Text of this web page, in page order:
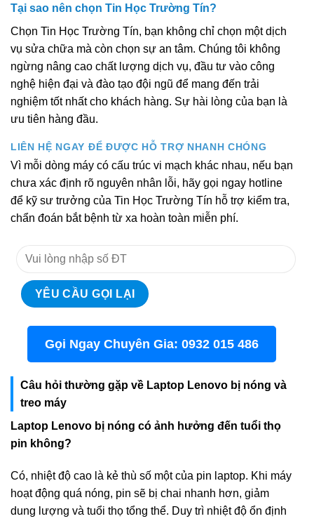
Tại sao nên chọn Tin Học Trường Tín?
Chọn Tin Học Trường Tín, bạn không chỉ chọn một dịch
vụ sửa chữa mà còn chọn sự an tâm. Chúng tôi không
ngừng nâng cao chất lượng dịch vụ, đầu tư vào công
nghệ hiện đại và đào tạo đội ngũ để mang đến trải
nghiệm tốt nhất cho khách hàng. Sự hài lòng của bạn là
ưu tiên hàng đầu.
LIÊN HỆ NGAY ĐỂ ĐƯỢC HỖ TRỢ NHANH CHÓNG
Vì mỗi dòng máy có cấu trúc vi mạch khác nhau, nếu bạn
chưa xác định rõ nguyên nhân lỗi, hãy gọi ngay hotline
để kỹ sư trưởng của Tin Học Trường Tín hỗ trợ kiểm tra,
chẩn đoán bắt bệnh từ xa hoàn toàn miễn phí.
Gọi Ngay Chuyên Gia: 0932 015 486
Câu hỏi thường gặp về Laptop Lenovo bị nóng và
treo máy
Laptop Lenovo bị nóng có ảnh hưởng đến tuổi thọ
pin không?
Có, nhiệt độ cao là kẻ thù số một của pin laptop. Khi máy
hoạt động quá nóng, pin sẽ bị chai nhanh hơn, giảm
dung lượng và tuổi thọ tổng thể. Duy trì nhiệt độ ổn định